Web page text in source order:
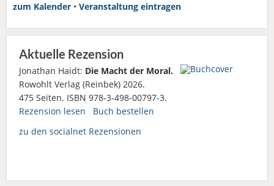
zum Kalender • Veranstaltung eintragen
Aktuelle Rezension
Jonathan Haidt: Die Macht der Moral.
Rowohlt Verlag (Reinbek) 2026.
475 Seiten. ISBN 978-3-498-00797-3.
Rezension lesen
Buch bestellen
zu den socialnet Rezensionen